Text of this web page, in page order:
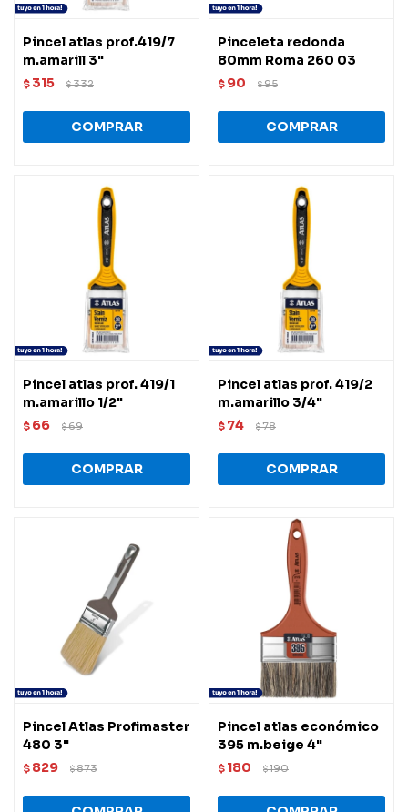
Pincel atlas prof.419/7
m.amarill 3"
$ 315 $332
Pinceleta redonda
80mm Roma 260 03
$ 90 $95
Pincel atlas prof. 419/1
m.amarillo 1/2"
$ 66 $69
Pincel atlas prof. 419/2
m.amarillo 3/4"
$ 74 $78
Pincel Atlas Profimaster
480 3"
$ 829 $873
Pincel atlas económico
395 m.beige 4"
$ 180 $190